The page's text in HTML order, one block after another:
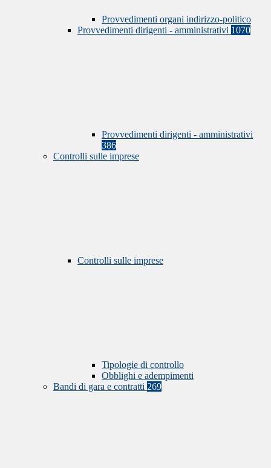
Provvedimenti organi indirizzo-politico
Provvedimenti dirigenti - amministrativi 1070
Provvedimenti dirigenti - amministrativi
386
Controlli sulle imprese
Controlli sulle imprese
Tipologie di controllo
Obblighi e adempimenti
Bandi di gara e contratti 269